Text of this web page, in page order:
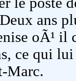
ans
oÃ¹ il
ce qui
Marc.